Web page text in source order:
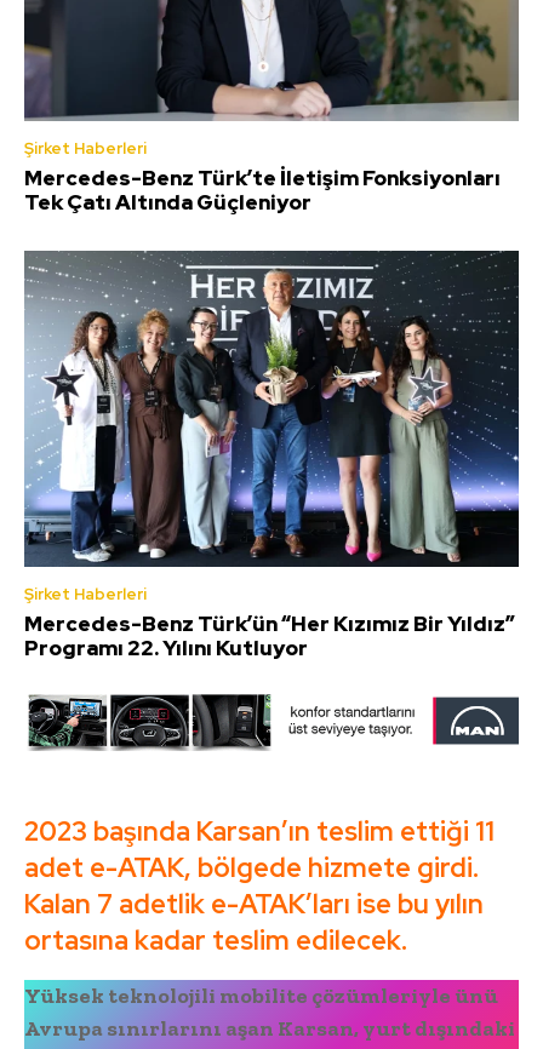
Şirket Haberleri
Mercedes-Benz Türk’te İletişim Fonksiyonları
Tek Çatı Altında Güçleniyor
Şirket Haberleri
Mercedes-Benz Türk’ün “Her Kızımız Bir Yıldız”
Programı 22. Yılını Kutluyor
2023 başında Karsan’ın teslim ettiği 11
adet e-ATAK, bölgede hizmete girdi.
Kalan 7 adetlik e-ATAK’ları ise bu yılın
ortasına kadar teslim edilecek.
Yüksek teknolojili mobilite çözümleriyle ünü
Avrupa sınırlarını aşan Karsan, yurt dışındaki